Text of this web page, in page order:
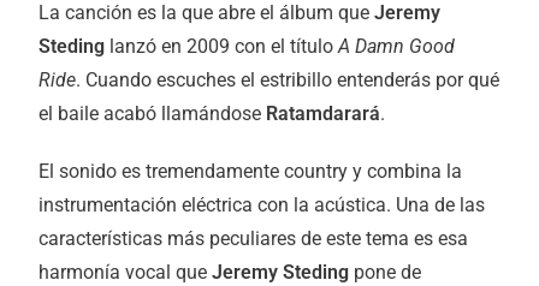
La canción es la que abre el álbum queJeremy
Steding lanzó en 2009 con el títuloA Damn Good
Ride. Cuando escuches el estribillo entenderás por qué
el baile acabó llamándose Ratamdarará.
El sonido es tremendamente country y combina la
instrumentación eléctrica con la acústica. Una de las
características más peculiares de este tema es esa
harmonía vocal queJeremy Steding pone de